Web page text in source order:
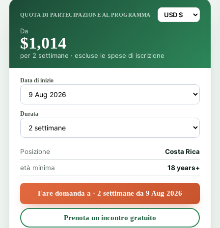
QUOTA DI PARTECIPAZIONE AL PROGRAMMA
Da
$1,014
per 2 settimane · escluse le spese di iscrizione
Data di inizio
Durata
Posizione Costa Rica
età minima 18 years+
Fare domanda a · 2 settimane da 9 Aug 2026
Prenota un incontro gratuito